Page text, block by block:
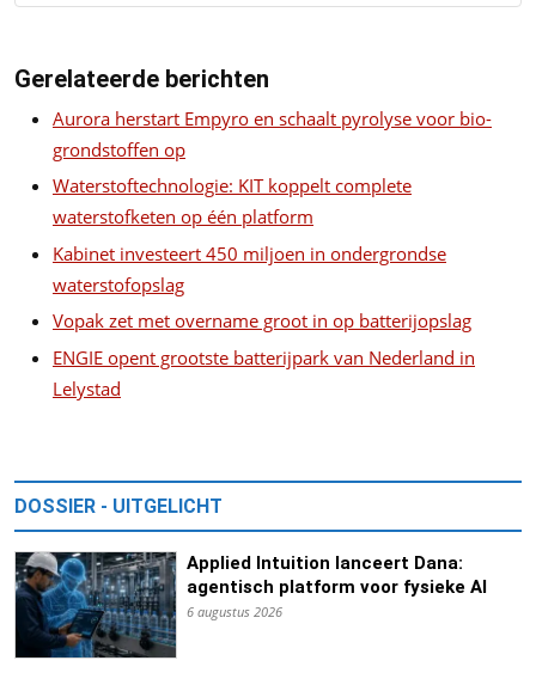
Gerelateerde berichten
Aurora herstart Empyro en schaalt pyrolyse voor bio-
grondstoffen op
Waterstoftechnologie: KIT koppelt complete
waterstofketen op één platform
Kabinet investeert 450 miljoen in ondergrondse
waterstofopslag
Vopak zet met overname groot in op batterijopslag
ENGIE opent grootste batterijpark van Nederland in
Lelystad
DOSSIER - UITGELICHT
Applied Intuition lanceert Dana:
agentisch platform voor fysieke AI
6 augustus 2026